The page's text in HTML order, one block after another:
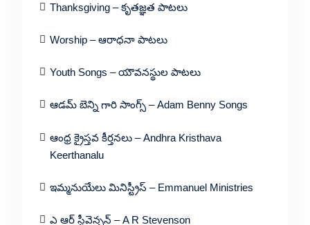
Thanksgiving – కృతజ్ఞత పాటలు
Worship – ఆరాధనా పాటలు
Youth Songs – యౌవనస్థుల పాటలు
ఆడమ్ బెన్ని గారి సాంగ్స్ – Adam Benny Songs
ఆంధ్ర క్రైస్తవ కీర్తనలు – Andhra Kristhava
Keerthanalu
ఇమ్మనుయేలు మినిస్ట్రీస్ – Emmanuel Ministries
ఎ ఆర్ స్టీవెన్సన్ – A R Stevenson